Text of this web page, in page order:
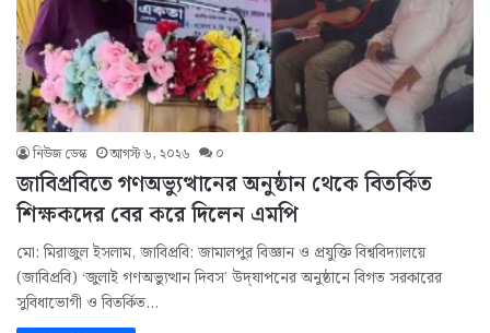
নিউজ ডেস্ক আগস্ট ৬, ২০২৬ ০
জাবিপ্রবিতে গণঅভ্যুত্থানের অনুষ্ঠান থেকে বিতর্কিত
শিক্ষকদের বের করে দিলেন এমপি
মো: মিরাজুল ইসলাম, জাবিপ্রবি: জামালপুর বিজ্ঞান ও প্রযুক্তি বিশ্ববিদ্যালয়ে
(জাবিপ্রবি) ‘জুলাই গণঅভ্যুত্থান দিবস’ উদ্‌যাপনের অনুষ্ঠানে বিগত সরকারের
সুবিধাভোগী ও বিতর্কিত…